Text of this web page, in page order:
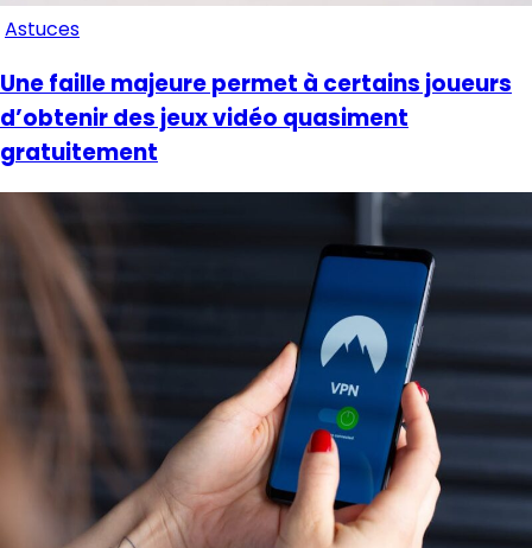
Astuces
Une faille majeure permet à certains joueurs
d’obtenir des jeux vidéo quasiment
gratuitement